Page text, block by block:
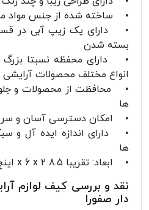
• ساخته شده از جنس مواد
• دارای یک زیپ آبی در
بسته شدن
• دارای محفظه نسبتا بزرگ
انواع مختلف محصولات
• محافظت از محصولات و
ها
• امکان دسترسی آسان و
• دارای اندازه ایده آل و
ها
• ابعاد: تقریبا 8.5 x 6 x 2 اینچ
نقد و بررسی کیف لوازم
دار صفورا